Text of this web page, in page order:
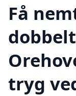
Få
tryg